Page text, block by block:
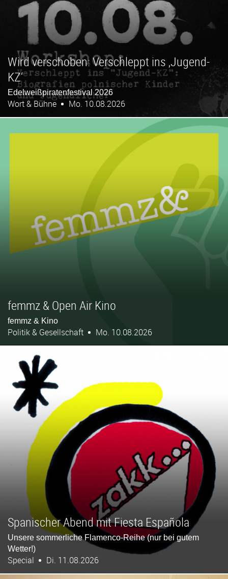
Wird verschoben: Verschleppt ins ‚Jugend-
KZ‘
Edelweißpiratenfestival 2026
Wort & Bühne Mo. 10.08.2026
femmz & Open Air Kino
femmz & Kino
Politik & Gesellschaft Mo. 10.08.2026
Spanischer Abend mit Fiesta Española
Unsere sommerliche Flamenco-Reihe (nur bei gutem
Wetter!)
Special Di. 11.08.2026